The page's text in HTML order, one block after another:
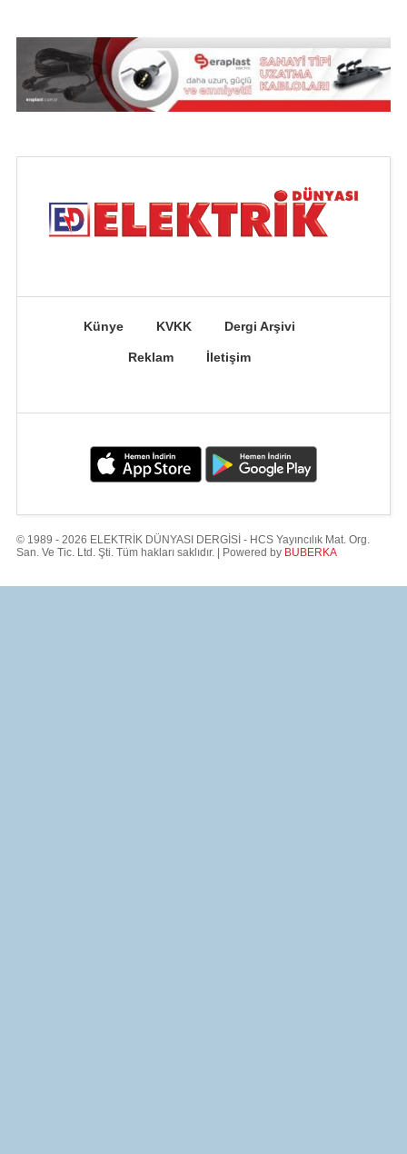
Künye KVKK Dergi Arşivi
Reklam İletişim
© 1989 - 2026 ELEKTRİK DÜNYASI DERGİSİ - HCS Yayıncılık Mat. Org.
San. Ve Tic. Ltd. Şti. Tüm hakları saklıdır. | Powered by BUBERKA